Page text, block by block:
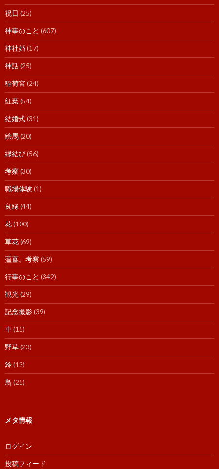
祝日 (25)
神事のこと (607)
神社婚(17)
神話(25)
稲荷宮(24)
紅葉(54)
結婚式(31)
絵馬(20)
縁結び(56)
考察 (30)
職場体験(1)
良縁 (44)
花(100)
草花(69)
薀蓄。考察 (59)
行事のこと (342)
観光(29)
記念撮影(39)
車(15)
野草(23)
鈴(13)
鳥 (25)
メタ情報
ログイン
投稿フィード